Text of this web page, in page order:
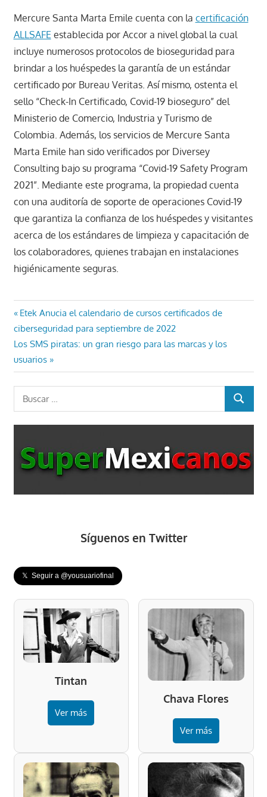
Mercure Santa Marta Emile cuenta con la certificación
ALLSAFE establecida por Accor a nivel global la cual
incluye numerosos protocolos de bioseguridad para
brindar a los huéspedes la garantía de un estándar
certificado por Bureau Veritas. Así mismo, ostenta el
sello “Check-In Certificado, Covid-19 bioseguro” del
Ministerio de Comercio, Industria y Turismo de
Colombia. Además, los servicios de Mercure Santa
Marta Emile han sido verificados por Diversey
Consulting bajo su programa “Covid-19 Safety Program
2021”. Mediante este programa, la propiedad cuenta
con una auditoría de soporte de operaciones Covid-19
que garantiza la confianza de los huéspedes y visitantes
acerca de los estándares de limpieza y capacitación de
los colaboradores, quienes trabajan en instalaciones
higiénicamente seguras.
Navegación
de
entradas
Entrada
anterior:
Etek Anucia el calendario de cursos certificados de
ciberseguridad para septiembre de 2022
Entrada
siguiente:
Los SMS piratas: un gran riesgo para las marcas y los
usuarios
BUSCAR
Síguenos en Twitter
𝕏 Seguir a @yousuariofinal
Tintan
Ver más
Chava Flores
Ver más